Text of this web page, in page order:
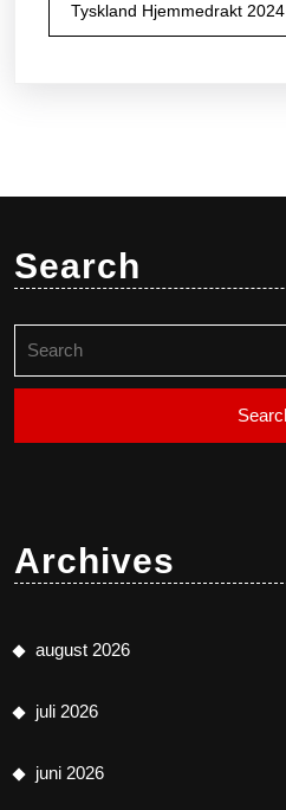
Tyskland Hjemmedrakt 2024
Search
for:
Archives
august 2026
juli 2026
juni 2026